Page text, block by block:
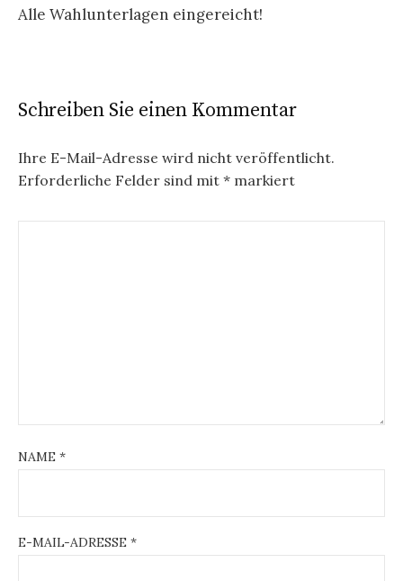
Alle Wahlunterlagen eingereicht!
Schreiben Sie einen Kommentar
Ihre E-Mail-Adresse wird nicht veröffentlicht.
Erforderliche Felder sind mit * markiert
NAME *
E-MAIL-ADRESSE *